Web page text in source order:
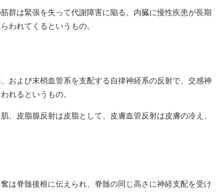
群は緊張を失って代謝障害に陥る。内臓に慢性疾患が長期
われてくるというもの。
および末梢血管系を支配する自律神経系の反射で、交感神
れるというもの。
、皮脂腺反射は皮脂として、皮膚血管反射は皮膚の冷え、
は脊髄後根に伝えられ、脊髄の同じ高さに神経支配を受け